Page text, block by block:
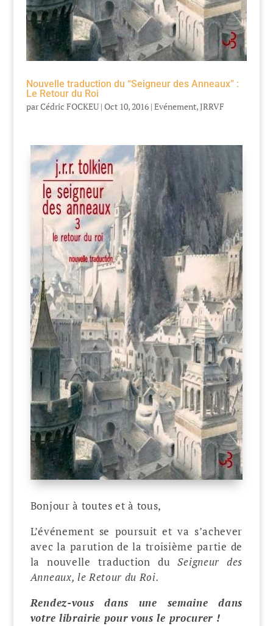
Nouvelle traduction du “Seigneur des Anneaux” :
Le Retour du Roi
parCédric FOCKEU| Oct 10, 2016| Evénement,JRRVF
Bonjour à toutes et à tous,
L’événement se poursuit et va s’achever
avec la parution de la troisième partie de
la nouvelle traduction duSeigneur des
Anneaux, le Retour du Roi.
Rendez-vous dans une semaine dans
votre librairie pour vous le procurer !